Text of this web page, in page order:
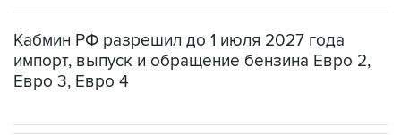
Кабмин РФ разрешил до 1 июля 2027 года
импорт, выпуск и обращение бензина Евро 2,
Евро 3, Евро 4